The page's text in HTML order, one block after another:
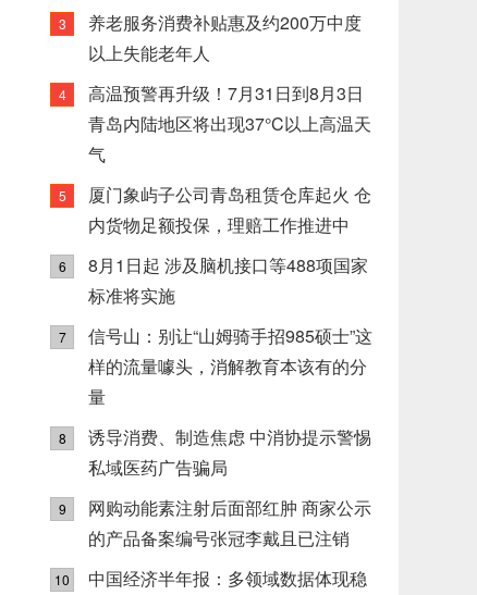
3
养老服务消费补贴惠及约200万中度
以上失能老年人
4
高温预警再升级！7月31日到8月3日
青岛内陆地区将出现37°C以上高温天
气
5
厦门象屿子公司青岛租赁仓库起火 仓
内货物足额投保，理赔工作推进中
6
8月1日起 涉及脑机接口等488项国家
标准将实施
7
信号山：别让“山姆骑手招985硕士”这
样的流量噱头，消解教育本该有的分
量
8
诱导消费、制造焦虑 中消协提示警惕
私域医药广告骗局
9
网购动能素注射后面部红肿 商家公示
的产品备案编号张冠李戴且已注销
10
中国经济半年报：多领域数据体现稳